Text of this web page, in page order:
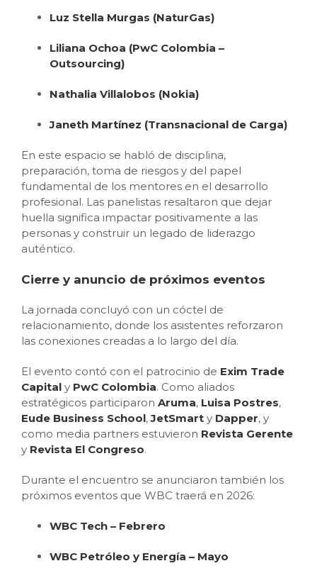
Luz Stella Murgas (NaturGas)
Liliana Ochoa (PwC Colombia –
Outsourcing)
Nathalia Villalobos (Nokia)
Janeth Martínez (Transnacional de Carga)
En este espacio se habló de disciplina,
preparación, toma de riesgos y del papel
fundamental de los mentores en el desarrollo
profesional. Las panelistas resaltaron que dejar
huella significa impactar positivamente a las
personas y construir un legado de liderazgo
auténtico.
Cierre y anuncio de próximos eventos
La jornada concluyó con un cóctel de
relacionamiento, donde los asistentes reforzaron
las conexiones creadas a lo largo del día.
El evento contó con el patrocinio de Exim Trade
Capital y PwC Colombia. Como aliados
estratégicos participaron Aruma, Luisa Postres,
Eude Business School,JetSmart y Dapper, y
como media partners estuvieron Revista Gerente
y Revista El Congreso.
Durante el encuentro se anunciaron también los
próximos eventos que WBC traerá en 2026:
WBC Tech – Febrero
WBC Petróleo y Energía – Mayo